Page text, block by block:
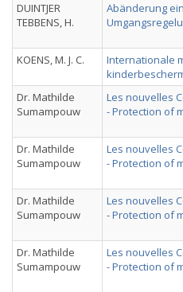
DUINTJER
TEBBENS, H.
Abänderung
KOENS, M. J. C.
Internationale
Dr. Mathilde
Sumampouw
Les nouvelles
- Protection of
Dr. Mathilde
Sumampouw
Les nouvelles
- Protection of
Dr. Mathilde
Sumampouw
Les nouvelles
- Protection of
Dr. Mathilde
Sumampouw
Les nouvelles
- Protection of